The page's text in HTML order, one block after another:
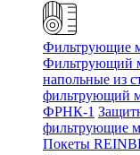
Фильтрующие
Фильтрующий
напольные из
фильтрующий
ФРНК-1
фильтрующие
Покеты